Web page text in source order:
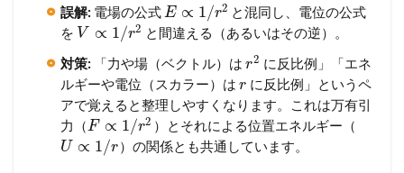
誤解: 電場の公式E ∝ 1/r2 と混同し、電位の公式
を V ∝ 1/r2 と間違える（あるいはその逆）。
対策: 「力や場（ベクトル）はr2 に反比例」「エネ
ルギーや電位（スカラー）はr に反比例」というペ
アで覚えると整理しやすくなります。これは万有引
力（F ∝ 1/r2 ）とそれによる位置エネルギー（
U ∝ 1/r）の関係とも共通しています。